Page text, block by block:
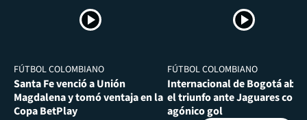
FÚTBOL COLOMBIANO
Santa Fe venció a Unión
Magdalena y tomó ventaja en la
Copa BetPlay
FÚTBOL COLOMBIANO
Internacional de Bogotá
el triunfo ante Jaguares con
agónico gol